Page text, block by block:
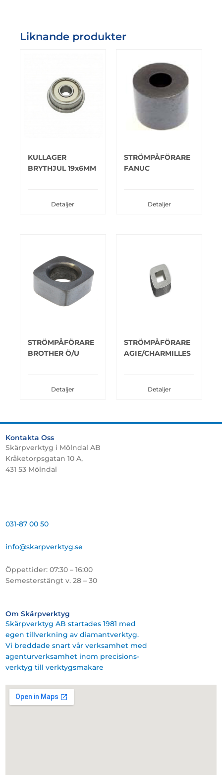
Liknande produkter
KULLAGER
BRYTHJUL 19x6MM
Detaljer
STRÖMPÅFÖRARE
FANUC
Detaljer
STRÖMPÅFÖRARE
BROTHER Ö/U
Detaljer
STRÖMPÅFÖRARE
AGIE/CHARMILLES
Detaljer
Kontakta Oss
Skärpverktyg i Mölndal AB
Kråketorpsgatan 10 A,
431 53 Mölndal
031-87 00 50
info@skarpverktyg.se
Öppettider: 07:30 – 16:00
Semesterstängt v. 28 – 30
Om Skärpverktyg
Skärpverktyg AB startades 1981 med
egen tillverkning av diamantverktyg.
Vi breddade snart vår verksamhet med
agenturverksamhet inom precisions-
verktyg till verktygsmakare